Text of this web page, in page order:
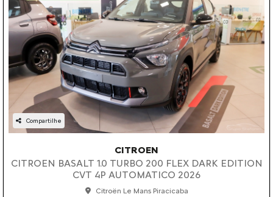
Compartilhe
CITROEN
CITROEN BASALT 1.0 TURBO 200 FLEX DARK EDITION
CVT 4P AUTOMATICO 2026
Citroën Le Mans Piracicaba